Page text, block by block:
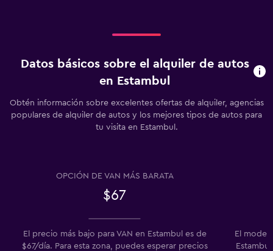
Datos básicos sobre el alquiler de autos
en Estambul
Obtén información sobre excelentes ofertas de alquiler, agencias
populares de alquiler de autos y los mejores tipos de autos para
tu visita en Estambul.
OPCIÓN DE VAN MÁS BARATA
$67
El precio más bajo para VAN en Estambul es de
$67/día. Para esta zona, puedes esperar precios
El